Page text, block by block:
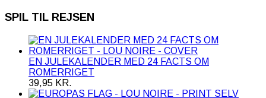
SPIL TIL REJSEN
EN JULEKALENDER MED 24 FACTS OM
ROMERRIGET
39,95 KR.